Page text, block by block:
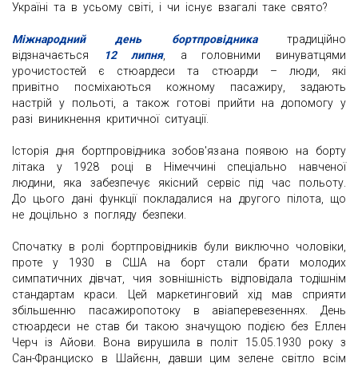
Україні та в усьому світі, і чи існує взагалі таке свято?
Міжнародний день бортпровідникатрадиційно
відзначається
12 липня, а головними винуватцями
урочистостей є стюардеси та стюарди – люди, які
привітно посміхаються кожному пасажиру, задають
настрій у польоті, а також готові прийти на допомогу у
разі виникнення критичної ситуації.
Історія дня бортпровідника зобов'язана появою на борту
літака у 1928 році в Німеччині спеціально навченої
людини, яка забезпечує якісний сервіс під час польоту.
До цього дані функції покладалися на другого пілота, що
не доцільно з погляду безпеки.
Спочатку в ролі бортпровідників були виключно чоловіки,
проте у 1930 в США на борт стали брати молодих
симпатичних дівчат, чия зовнішність відповідала тодішнім
стандартам краси. Цей маркетинговий хід мав сприяти
збільшенню пасажиропотоку в авіаперевезеннях. День
стюардеси не став би такою значущою подією без Еллен
Черч із Айови. Вона вирушила в політ 15.05.1930 року з
Сан-Франциско в Шайєнн, давши цим зелене світло всім